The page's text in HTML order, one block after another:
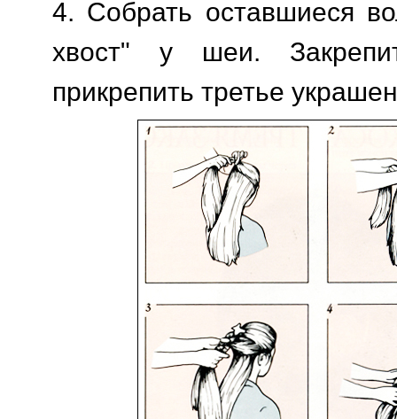
4. Собрать оставшиеся
хвост" у шеи.
прикрепить третье